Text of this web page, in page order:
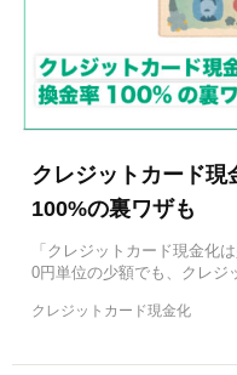
クレジットカード現
100%の裏ワザも
「クレジットカード現金化
0円単位の少額でも、クレジ
クレジットカード現金化